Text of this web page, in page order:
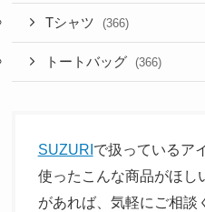
Tシャツ (366)
トートバッグ (366)
SUZURIで扱っているア
使ったこんな商品がほし
があれば、気軽にご相談